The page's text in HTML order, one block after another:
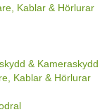
Kablar & Hörlurar
& Kameraskydd
Kablar & Hörlurar